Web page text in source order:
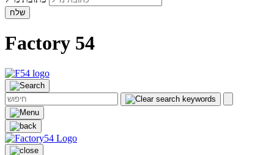
שלח
Factory 54